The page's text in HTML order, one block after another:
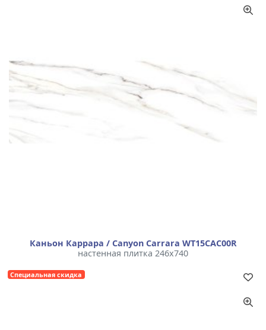
Каньон Каррара / Canyon Carrara WT15CAC00R
настенная плитка 246x740
Специальная скидка